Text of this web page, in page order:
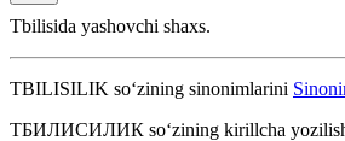
Tbilisida yashovchi shaxs.
TBILISILIK so‘zining sinonimlarini
ТБИЛИСИЛИК so‘zining kirillcha